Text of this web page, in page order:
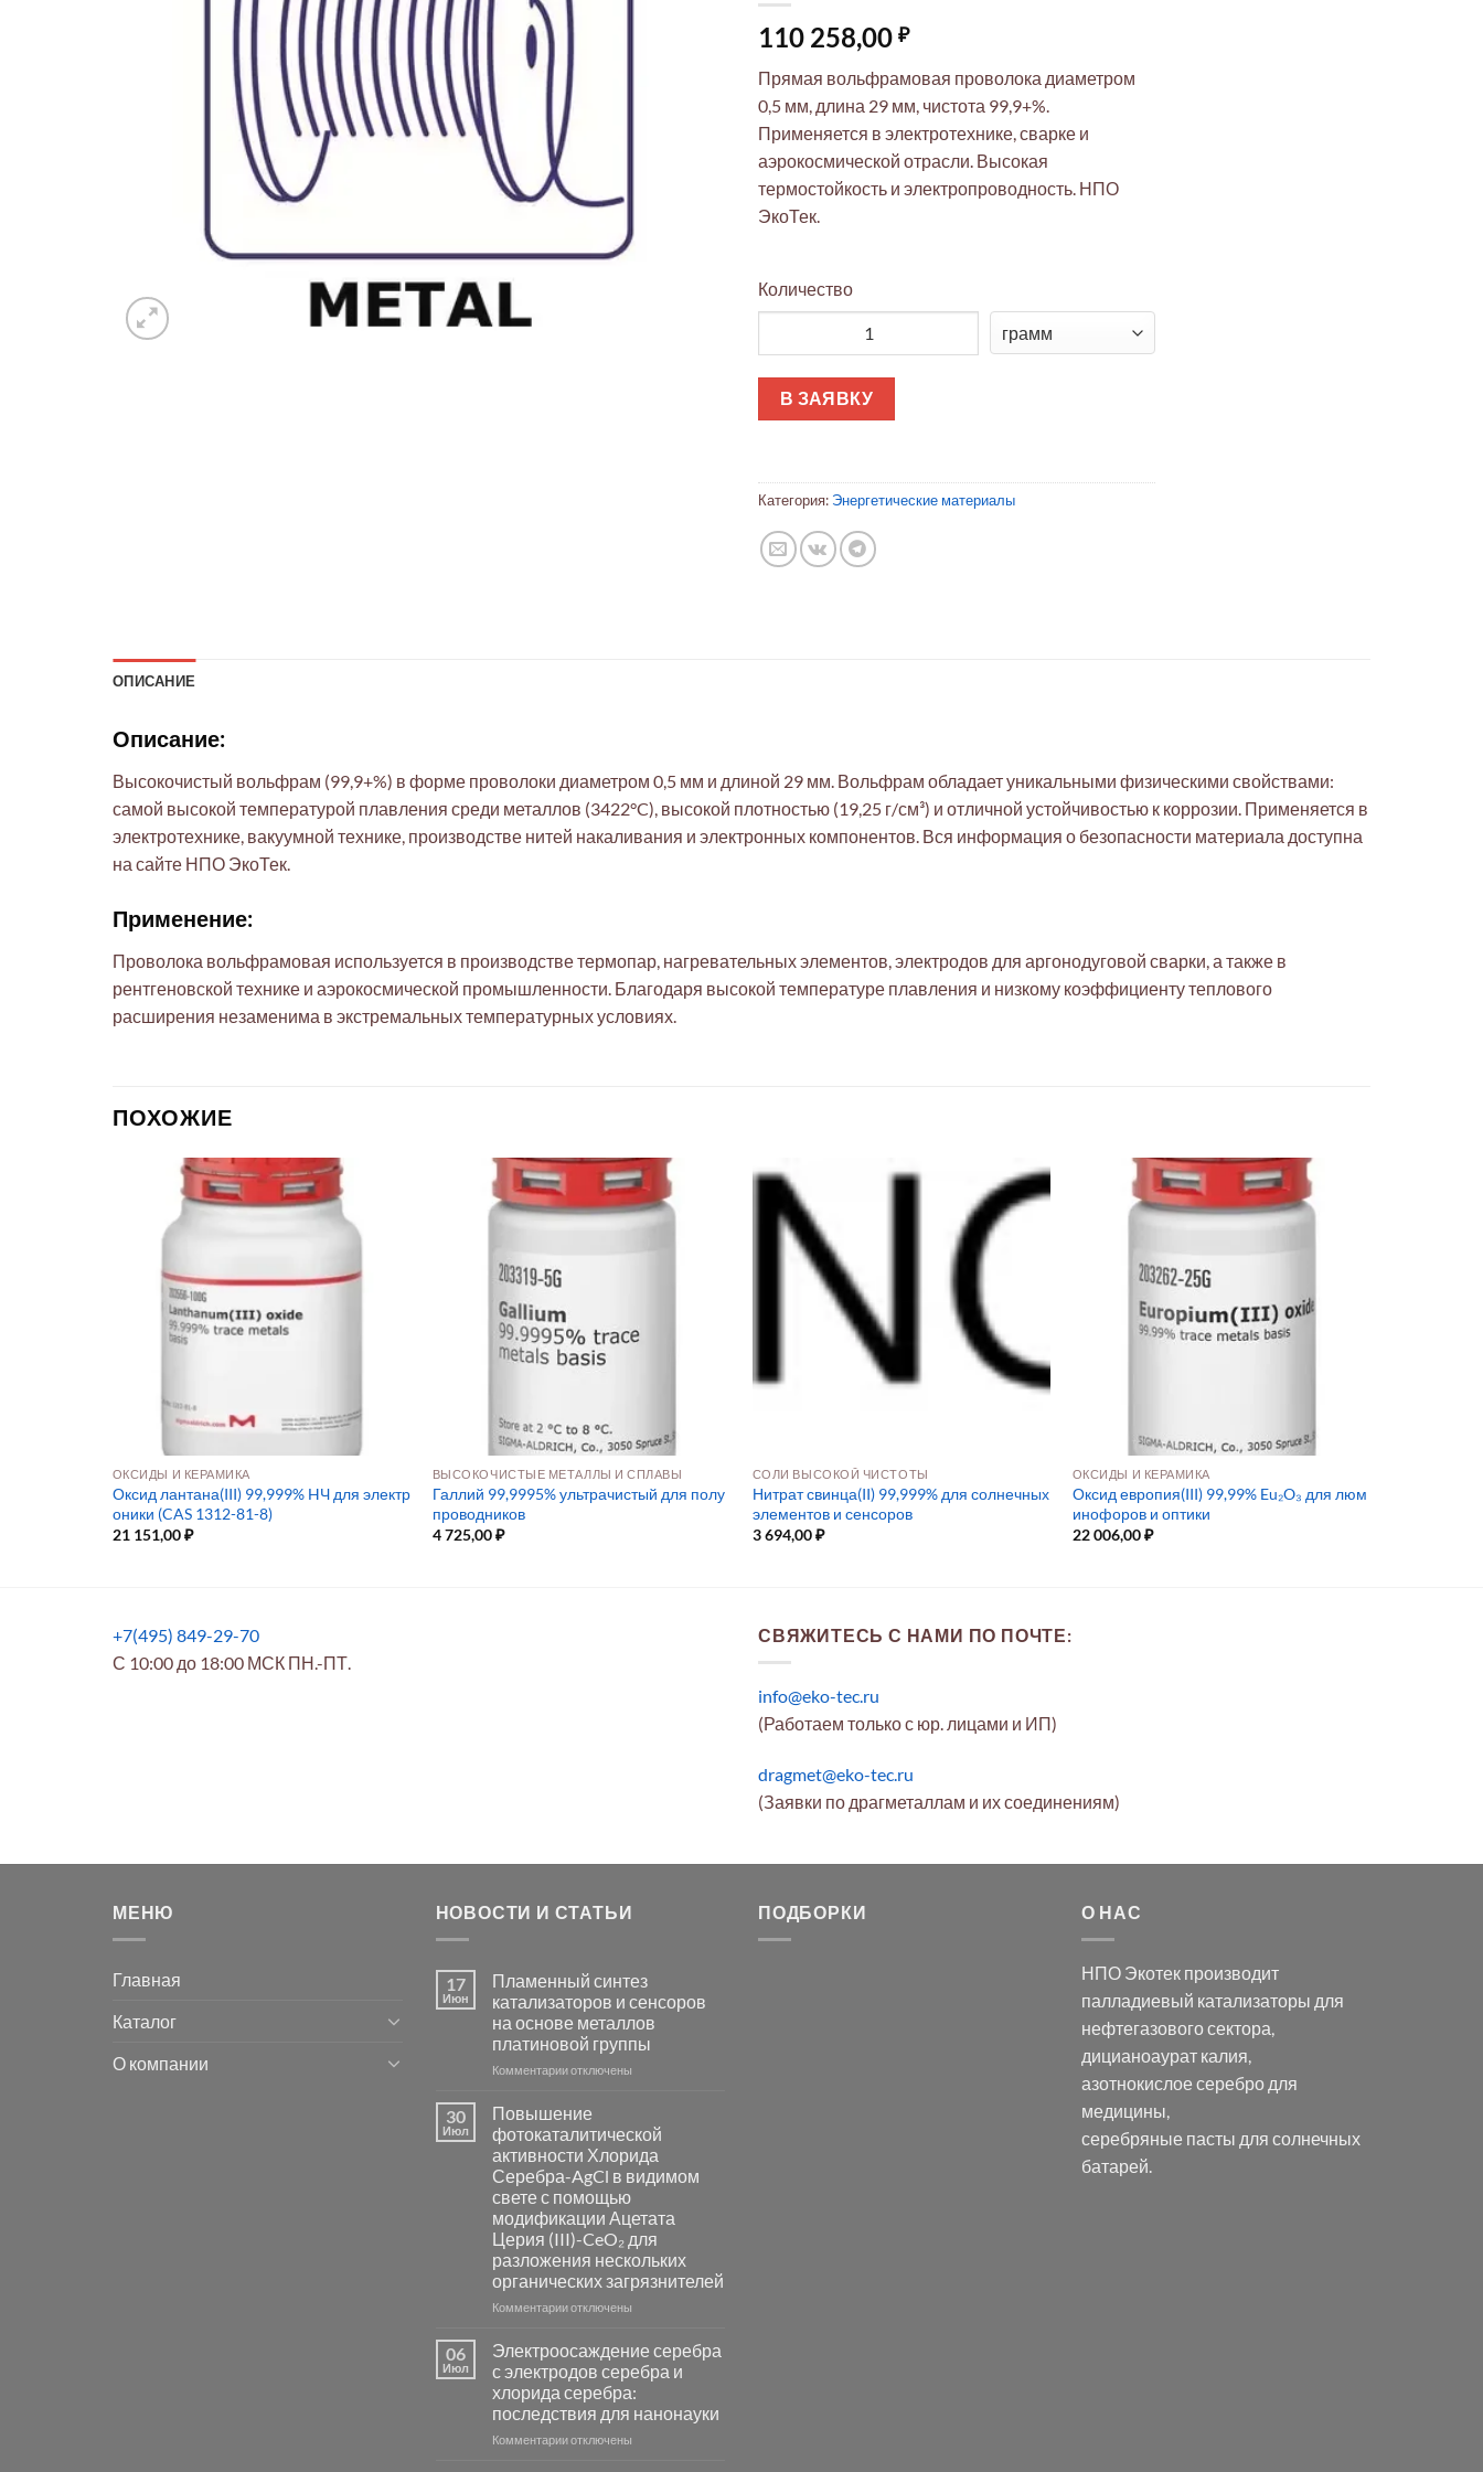
110 258,00 ₽
Прямая вольфрамовая проволока диаметром
0,5 мм, длина 29 мм, чистота 99,9+%.
Применяется в электротехнике, сварке и
аэрокосмической отрасли. Высокая
термостойкость и электропроводность. НПО
ЭкоТек.
Количество
В ЗАЯВКУ
Категория: Энергетические материалы
ОПИСАНИЕ
Описание:
Высокочистый вольфрам (99,9+%) в форме проволоки диаметром 0,5 мм и длиной 29 мм. Вольфрам обладает уникальными физическими свойствами:
самой высокой температурой плавления среди металлов (3422°C), высокой плотностью (19,25 г/см³) и отличной устойчивостью к коррозии. Применяется в
электротехнике, вакуумной технике, производстве нитей накаливания и электронных компонентов. Вся информация о безопасности материала доступна
на сайте НПО ЭкоТек.
Применение:
Проволока вольфрамовая используется в производстве термопар, нагревательных элементов, электродов для аргонодуговой сварки, а также в
рентгеновской технике и аэрокосмической промышленности. Благодаря высокой температуре плавления и низкому коэффициенту теплового
расширения незаменима в экстремальных температурных условиях.
ПОХОЖИЕ
ОКСИДЫ И КЕРАМИКА
Оксид лантана(III) 99,999% HЧ для электр
оники (CAS 1312-81-8)
21 151,00₽
ВЫСОКОЧИСТЫЕ МЕТАЛЛЫ И СПЛАВЫ
Галлий 99,9995% ультрачистый для полу
проводников
4 725,00₽
СОЛИ ВЫСОКОЙ ЧИСТОТЫ
Нитрат свинца(II) 99,999% для солнечных
элементов и сенсоров
3 694,00₽
ОКСИДЫ И КЕРАМИКА
Оксид европия(III) 99,99% Eu₂O₃ для люм
инофоров и оптики
22 006,00₽
+7(495) 849-29-70
С 10:00 до 18:00 МСК ПН.-ПТ.
СВЯЖИТЕСЬ С НАМИ ПО ПОЧТЕ:
info@eko-tec.ru
(Работаем только с юр. лицами и ИП)
dragmet@eko-tec.ru
(Заявки по драгметаллам и их соединениям)
МЕНЮ
Главная
Каталог
О компании
НОВОСТИ И СТАТЬИ
17
Июн
Пламенный синтез
катализаторов и сенсоров
на основе металлов
платиновой группы
Комментариик
синтез
катализаторов
и
сенсоров
на
основе
металлов
платиновой
группы
отключены
30
Июл
Повышение
фотокаталитической
активности Хлорида
Серебра-AgCl в видимом
свете с помощью
модификации Ацетата
Церия (III)-CeO₂ для
разложения нескольких
органических загрязнителей
Комментариик
фотокаталитической
активности
Хлорида
Серебра-
AgCl
отключены
06
Июл
Электроосаждение серебра
с электродов серебра и
хлорида серебра:
последствия для нанонауки
Комментариикотключены
ПОДБОРКИ О НАС
НПО Экотек производит
палладиевый катализаторы для
нефтегазового сектора,
дицианоаурат калия,
азотнокислое серебродля
медицины,
серебряные пасты для солнечных
батарей.